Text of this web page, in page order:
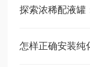
探索浓稀配液罐
怎样正确安装纯